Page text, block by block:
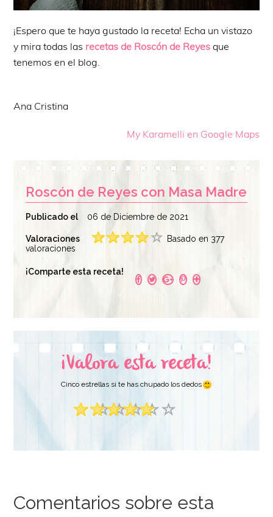
¡Espero que te haya gustado la receta! Echa un vistazo
y mira todas las recetas de Roscón de Reyesque
tenemos en el blog.
Ana Cristina
My Karamelli en Google Maps
Roscón de Reyes con Masa Madre
Publicado el 06 de Diciembre de 2021
Valoraciones
Basado en 377
valoraciones
¡Comparte esta receta!
¡Valora esta receta!
Cinco estrellas si te has chupado los dedos
Comentarios sobre esta